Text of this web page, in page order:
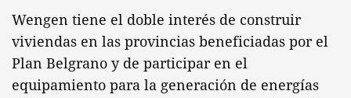
Wengen tiene el doble interés de construir
viviendas en las provincias beneficiadas por el
Plan Belgrano y de participar en el
equipamiento para la generación de energías